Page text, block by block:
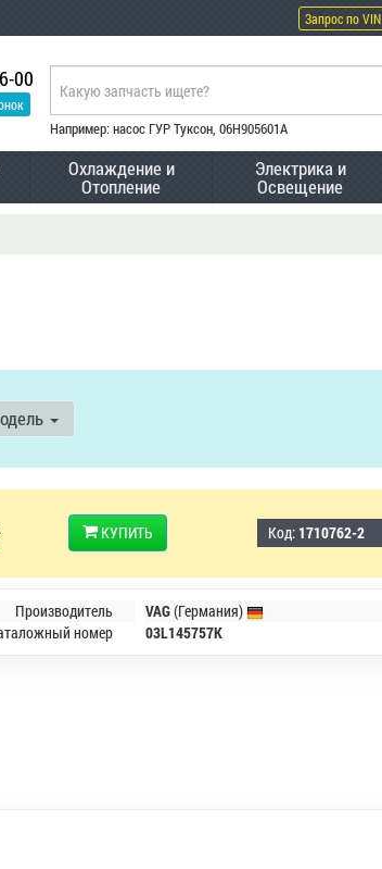
Запрос по VIN
00
Например: насос ГУР Туксон, 06H905601A
Охлаждение и
Отопление
Электрика и
Освещение
КУПИТЬ Код: 1710762-2
Производитель VAG(Германия)
номер
03L145757K